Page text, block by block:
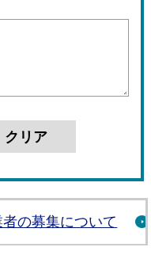
の募集について